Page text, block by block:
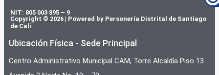
NIT: 805 003 895 – 9
Copyright © 2026 | Powered by Personería Distrital de Santiago
de Cali
Ubicación Física - Sede Principal
Centro Administrativo Municipal CAM, Torre Alcaldía Piso 13